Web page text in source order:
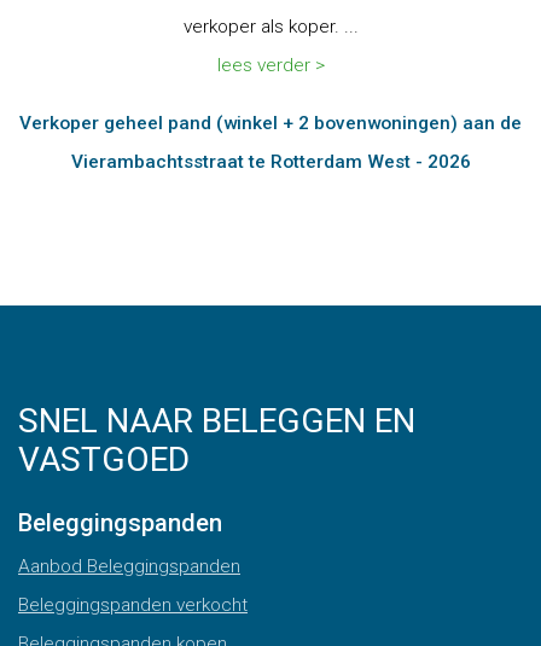
verkoper als koper. ...
lees verder >
Verkoper geheel pand (winkel + 2 bovenwoningen) aan de
Vierambachtsstraat te Rotterdam West - 2026
SNEL NAAR BELEGGEN EN
VASTGOED
Beleggingspanden
Aanbod Beleggingspanden
Beleggingspanden verkocht